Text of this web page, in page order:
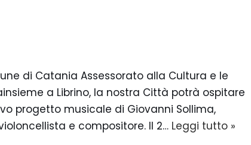
di Catania Assessorato alla Cultura e le
a Librino, la nostra Città potrà ospitare
progetto musicale di Giovanni Sollima,
e compositore. Il 2… Leggi tutto »